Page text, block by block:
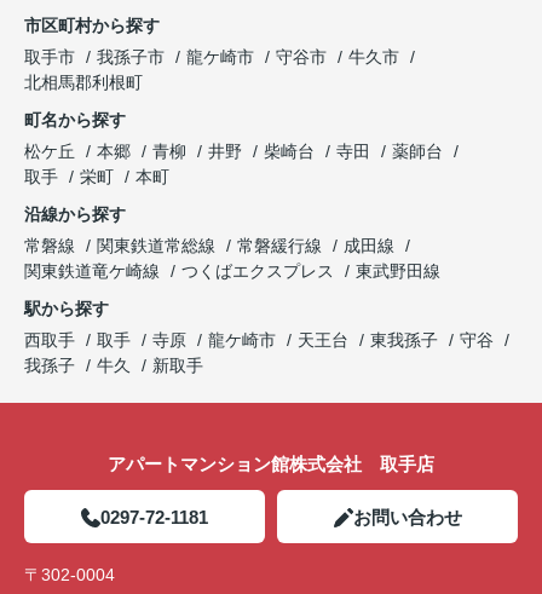
市区町村から探す
取手市
我孫子市 龍ケ崎市 守谷市
牛久市
北相馬郡利根町
町名から探す
松ケ丘
本郷 青柳 井野 柴崎台 寺田
薬師台
取手
栄町
本町
沿線から探す
常磐線
関東鉄道常総線 常磐緩行線
成田線
関東鉄道竜ケ崎線
つくばエクスプレス
東武野田線
駅から探す
西取手
取手 寺原 龍ケ崎市 天王台 東我孫子
守谷
我孫子
牛久 新取手
アパートマンション館株式会社 取手店
0297-72-1181 お問い合わせ
〒302-0004